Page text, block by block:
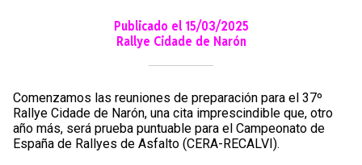
Publicado el 15/03/2025
Rallye Cidade de Narón
Comenzamos las reuniones de preparación para el 37º
Rallye Cidade de Narón, una cita imprescindible que, otro
año más, será prueba puntuable para el Campeonato de
España de Rallyes de Asfalto (CERA-RECALVI).